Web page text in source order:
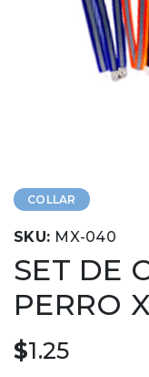
COLLAR
SKU: MX-040
SET DE
PERRO
$1.25